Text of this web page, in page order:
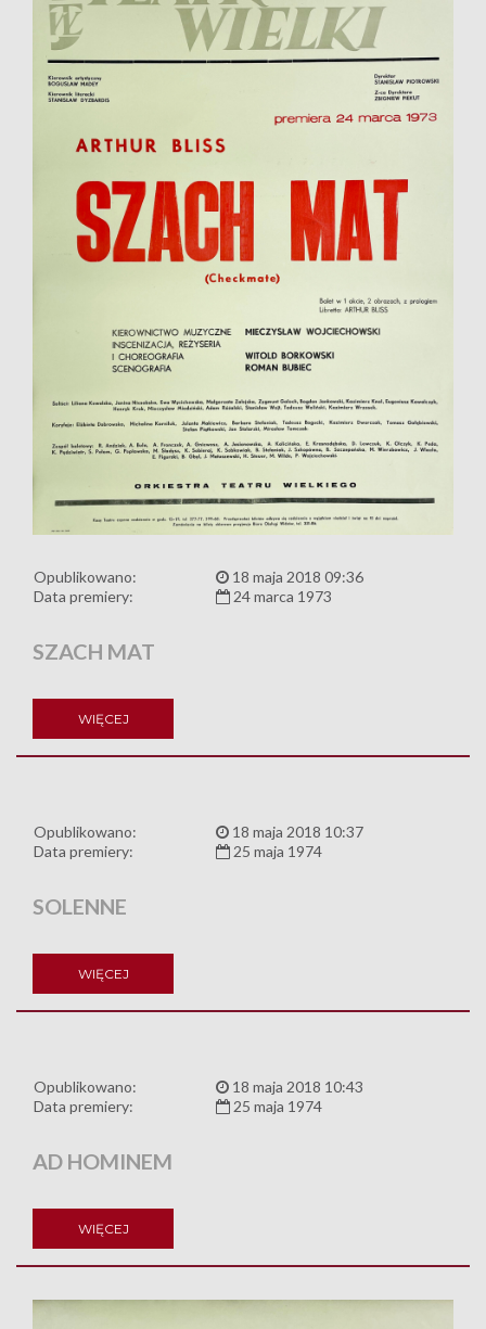
Opublikowano:
18 maja 2018 09:36
Data premiery:
24 marca 1973
SZACH MAT
WIĘCEJ
Opublikowano:
18 maja 2018 10:37
Data premiery:
25 maja 1974
SOLENNE
WIĘCEJ
Opublikowano:
18 maja 2018 10:43
Data premiery:
25 maja 1974
AD HOMINEM
WIĘCEJ